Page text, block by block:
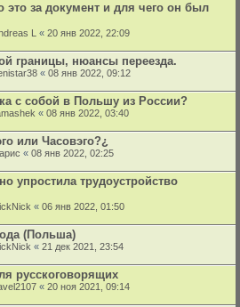
это за документ и для чего он был
L « 20 янв 2022, 22:09
границы, нюансы переезда.
« 08 янв 2022, 09:12
с собой в Польшу из России?
« 08 янв 2022, 03:40
или Часовэго?¿
« 08 янв 2022, 02:25
упростила трудоустройство
« 06 янв 2022, 01:50
(Польша)
« 21 дек 2021, 23:54
русскоговорящих
« 20 ноя 2021, 09:14